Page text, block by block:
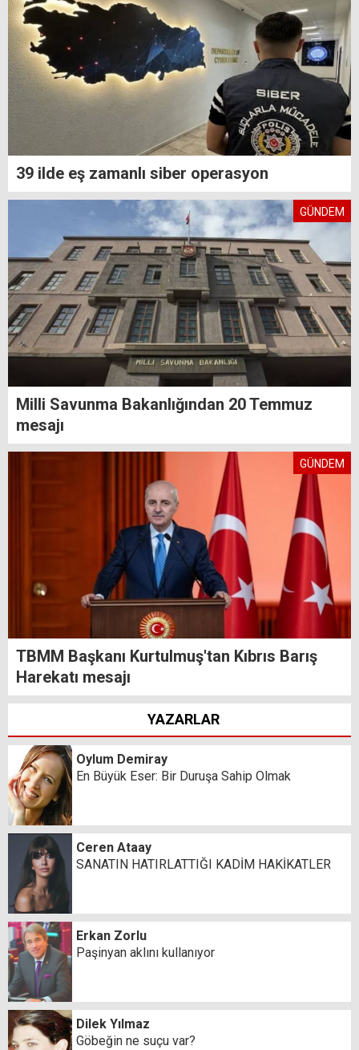
39 ilde eş zamanlı siber operasyon
GÜNDEM
Milli Savunma Bakanlığından 20 Temmuz
mesajı
GÜNDEM
TBMM Başkanı Kurtulmuş'tan Kıbrıs Barış
Harekatı mesajı
YAZARLAR
Oylum Demiray
En Büyük Eser: Bir Duruşa Sahip Olmak
Ceren Ataay
SANATIN HATIRLATTIĞI KADİM HAKİKATLER
Erkan Zorlu
Paşinyan aklını kullanıyor
Dilek Yılmaz
Göbeğin ne suçu var?